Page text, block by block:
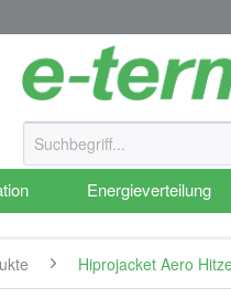
Energieverteilung
Hiprojacket Aero